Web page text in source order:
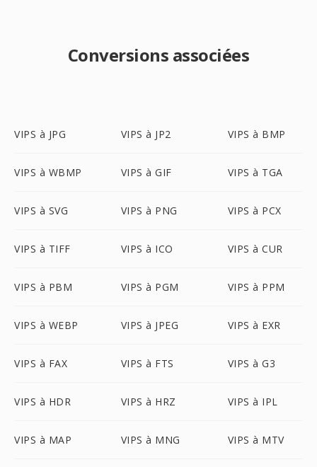
Conversions associées
VIPS à JPG VIPS à JP2 VIPS à BMP
VIPS à WBMP VIPS à GIF VIPS à TGA
VIPS à SVG VIPS à PNG VIPS à PCX
VIPS à TIFF VIPS à ICO VIPS à CUR
VIPS à PBM VIPS à PGM VIPS à PPM
VIPS à WEBP VIPS à JPEG VIPS à EXR
VIPS à FAX VIPS à FTS VIPS à G3
VIPS à HDR VIPS à HRZ VIPS à IPL
VIPS à MAP VIPS à MNG VIPS à MTV